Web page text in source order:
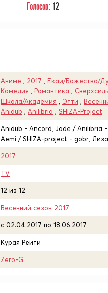
Голосов: 12
Аниме 2017 Ёкаи/Божества/
Комедия
Романтика
Школа/Академия
Этти
Anidub
Anilibria SHIZA-Project
Anidub - Ancord, Jade / Anilibria -
Aemi / SHIZA-project - gobr,
2017
TV
12 из 12
Весенний сезон 2017
c 02.04.2017 по 18.06.2017
Курая Рёити
Zero-G